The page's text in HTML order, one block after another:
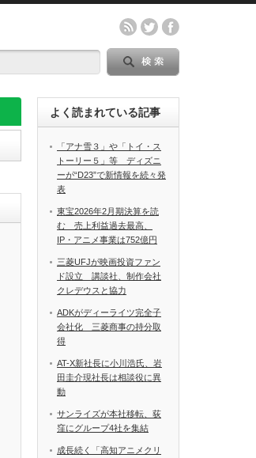
よく読まれている記事
「アナ雪３」や「トイ・ス
トーリー５」等 ディズニ
ーが“D23”で新情報を続々発
表
東宝2026年2月期決算を読
む 売上利益過去最高、
IP・アニメ事業は752億円
三菱UFJが映画投資ファン
ド設立 講談社、制作会社
クレデウスと協力
ADKがディーライツ完全子
会社化 三菱商事の持分取
得
AT-X新社長に小川浩氏、岩
田圭介現社長は相談役に異
動
サンライズが本社移転、荻
窪にグループ4社を集結
成長続く「高知アニメクリ